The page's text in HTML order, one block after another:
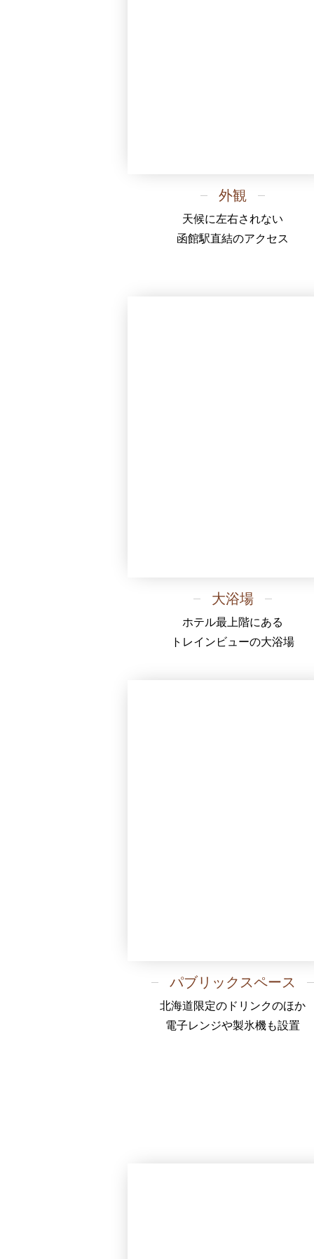
外観
天候に左右されない
函館駅直結のアクセス
大浴場
ホテル最上階にある
トレインビューの大浴場
パブリックスペース
北海道限定のドリンクのほか
電子レンジや製氷機も設置